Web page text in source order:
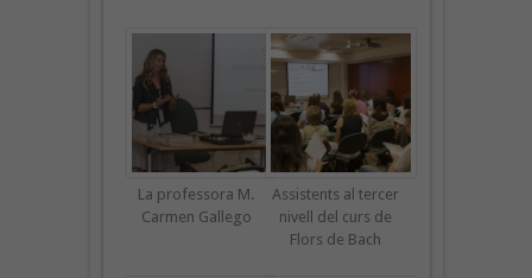
La professora M.
Carmen Gallego
Assistents al tercer
nivell del curs de
Flors de Bach